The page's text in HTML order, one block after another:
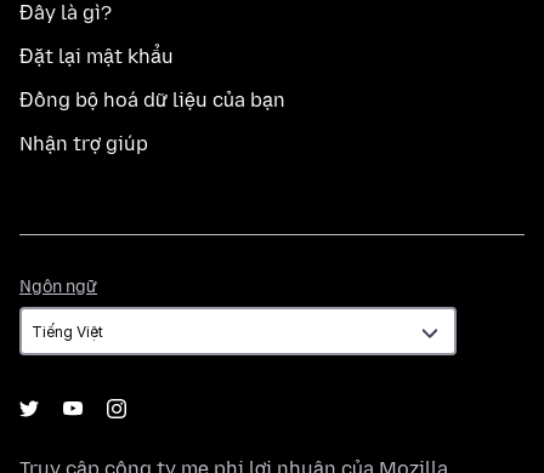
Đây là gì?
Đặt lại mật khẩu
Đồng bộ hoá dữ liệu của bạn
Nhận trợ giúp
Ngôn ngữ
ngữ